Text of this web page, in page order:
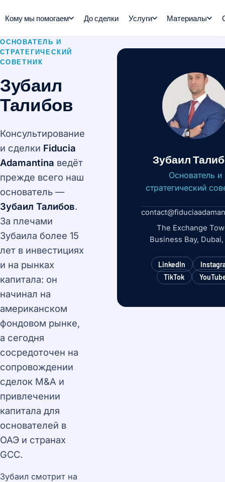
Кому мы помогаем До сделки Услуги Материалы
ОСНОВАТЕЛЬ И
СТРАТЕГИЧЕСКИЙ
СОВЕТНИК
Зубаил
Талибов
Консультирование
и сделки Fiducia
Adamantina ведёт
прежде всего наш
основатель —
Зубаил Талибов.
За плечами
Зубаила более 15
лет в инвестициях
и на рынках
капитала: он
начинал на
американском
фондовом рынке,
а сегодня
сосредоточен на
сопровождении
сделок M&A и
привлечении
капитала для
основателей в
ОАЭ и странах
GCC.
Зубаил смотрит на
Зубаил
Основатель и
стратегический
The Exchange
Business Bay, Dubai,
LinkedIn
TikTok